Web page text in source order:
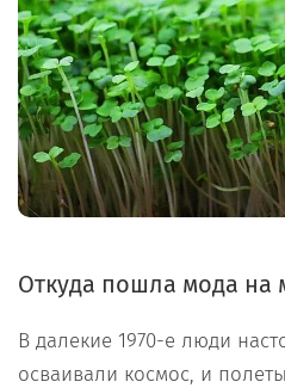
Откуда пошла мода на
В далекие 1970-е люди
осваивали космос, и